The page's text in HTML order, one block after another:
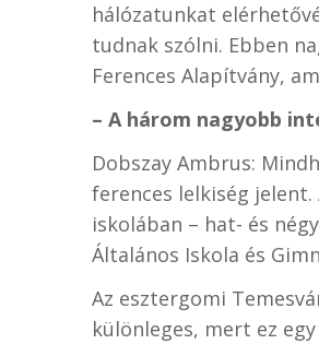
hálózatunkat
tudnak szólni. Ebben
Ferences Alapítvány,
– A három nagyobb
Dobszay Ambrus:
ferences lelkiség
iskolában – hat- és
Általános Iskola és
Az esztergomi
különleges, mert ez